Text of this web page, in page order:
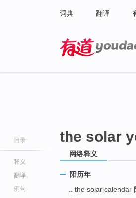
词典 翻译
目录
释义
翻译
例句
the solar
网络释义
阳历年
... the solar calendar